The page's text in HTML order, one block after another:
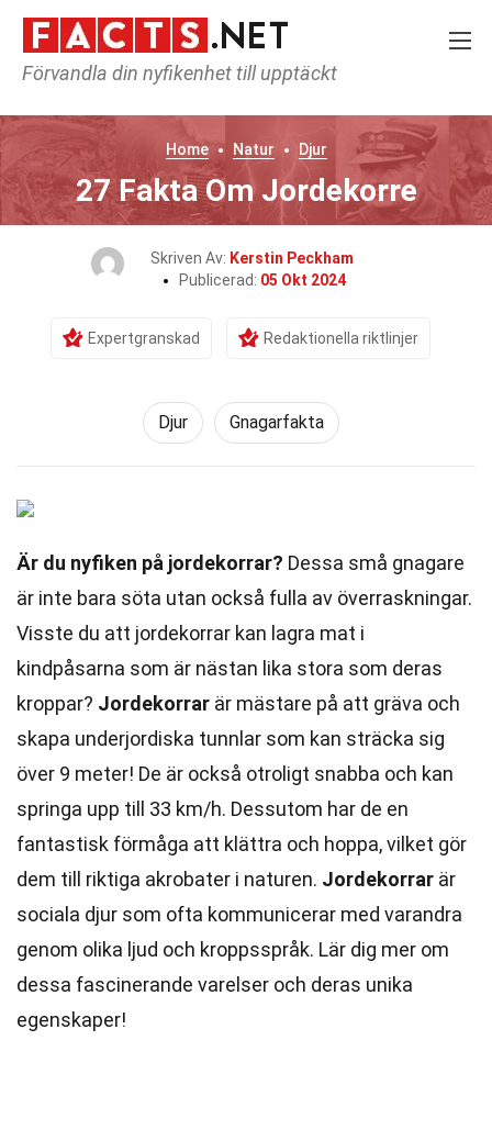
Förvandla din nyfikenhet till upptäckt
Home Natur Djur
27 Fakta Om Jordekorre
Skriven Av: Kerstin Peckham
Publicerad: 05 Okt 2024
Expertgranskad Redaktionella riktlinjer
Djur Gnagarfakta
Är du nyfiken på jordekorrar? Dessa små gnagare
är inte bara söta utan också fulla av överraskningar.
Visste du att jordekorrar kan lagra mat i
kindpåsarna som är nästan lika stora som deras
kroppar? Jordekorrar är mästare på att gräva och
skapa underjordiska tunnlar som kan sträcka sig
över 9 meter! De är också otroligt snabba och kan
springa upp till 33 km/h. Dessutom har de en
fantastisk förmåga att klättra och hoppa, vilket gör
dem till riktiga akrobater i naturen. Jordekorrar är
sociala djur som ofta kommunicerar med varandra
genom olika ljud och kroppsspråk. Lär dig mer om
dessa fascinerande varelser och deras unika
egenskaper!